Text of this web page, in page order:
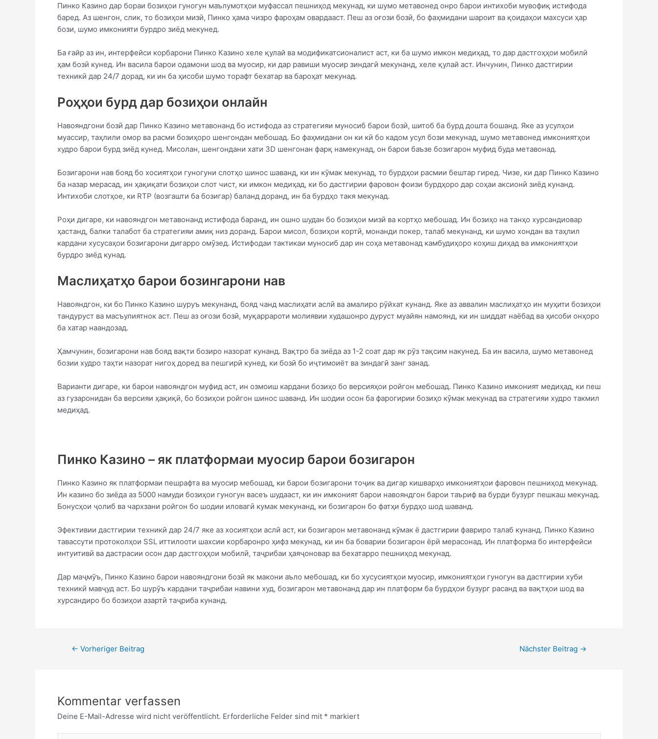
Пинко Казино дар бораи бозиҳои гуногун маълумотҳои муфассал пешниҳод мекунад, ки шумо метавонед онро барои интихоби мувофиқ истифода
баред. Аз шенгон, слик, то бозиҳои мизӣ, Пинко ҳама чизро фароҳам овардааст. Пеш аз оғози бозӣ, бо фаҳмидани шароит ва қоидаҳои махсуси ҳар
бози, шумо имконияти бурдро зиёд мекунед.
Ба ғайр аз ин, интерфейси корбарони Пинко Казино хеле қулай ва модификатсионалист аст, ки ба шумо имкон медиҳад, то дар дастгоҳҳои мобилӣ
ҳам бозӣ кунед. Ин васила барои одамони шод ва муосир, ки дар равиши муосир зиндагӣ мекунанд, хеле қулай аст. Инчунин, Пинко дастгирии
техникӣ дар 24/7 дорад, ки ин ба ҳисоби шумо торафт бехатар ва бароҳат мекунад.
Роҳҳои бурд дар бозиҳои онлайн
Навояндгони бозӣ дар Пинко Казино метавонанд бо истифода аз стратегияи муносиб барои бозӣ, шитоб ба бурд дошта бошанд. Яке аз усулҳои
муассир, таҳлили омор ва расми бозиҳоро шенгондан мебошад. Бо фаҳмидани он ки кӣ бо кадом усул бози мекунад, шумо метавонед имкониятҳои
худро барои бурд зиёд кунед. Мисолан, шенгондани хати 3D шенгонан фарқ намекунад, он барои баъзе бозигарон муфид буда метавонад.
Бозигарони нав бояд бо хосиятҳои гуногуни слотҳо шинос шаванд, ки ин кӯмак мекунад, то бурдҳои расмии бештар гиред. Чизе, ки дар Пинко Казино
ба назар мерасад, ин ҳақиқати бозиҳои слот чист, ки имкон медиҳад, ки бо дастгирии фаровон фоизи бурдҳоро дар соҳаи аксионӣ зиёд кунанд.
Интихоби слотҳое, ки RTP (возгашти ба бозигар) баланд доранд, ин ба бурдҳо такя мекунад.
Роҳи дигаре, ки навояндгон метавонанд истифода баранд, ин ошно шудан бо бозиҳои мизӣ ва кортҳо мебошад. Ин бозиҳо на танҳо хурсандиовар
ҳастанд, балки талабот ба стратегияи амиқ низ доранд. Барои мисол, бозиҳои кортӣ, монанди покер, талаб мекунанд, ки шумо хондан ва таҳлил
кардани хусусаҳои бозигарони дигарро омӯзед. Истифодаи тактикаи муносиб дар ин соҳа метавонад камбудиҳоро коҳиш диҳад ва имкониятҳои
бурдро зиёд кунад.
Маслиҳатҳо барои бозингарони нав
Навояндгон, ки бо Пинко Казино шуруъ мекунанд, бояд чанд маслиҳати аслӣ ва амалиро рӯйхат кунанд. Яке аз аввалин маслиҳатҳо ин муҳити бозиҳои
тандуруст ва масъулиятнок аст. Пеш аз оғози бозӣ, муқаррароти молиявии худашонро дуруст муайян намоянд, ки ин шиддат наёбад ва ҳисоби онҳоро
ба хатар наандозад.
Ҳамчунин, бозигарони нав бояд вақти бозиро назорат кунанд. Вақтро ба зиёда аз 1-2 соат дар як рӯз тақсим накунед. Ба ин васила, шумо метавонед
бозии худро таҳти назорат нигоҳ доред ва пешгирӣ кунед, ки бозӣ бо иҷтимоиёт ва зиндагӣ занг занад.
Варианти дигаре, ки барои навояндгон муфид аст, ин озмоиш кардани бозиҳо бо версияҳои ройгон мебошад. Пинко Казино имконият медиҳад, ки пеш
аз гузаронидан ба версияи ҳақиқӣ, бо бозиҳои ройгон шинос шаванд. Ин шодии осон ба фарогирии бозиҳо кӯмак мекунад ва стратегияи худро такмил
медиҳад.
Пинко Казино – як платформаи муосир барои бозигарон
Пинко Казино як платформаи пешрафта ва муосир мебошад, ки барои бозигарони тоҷик ва дигар кишварҳо имкониятҳои фаровон пешниҳод мекунад.
Ин казино бо зиёда аз 5000 намуди бозиҳои гуногун васеъ шудааст, ки ин имконият барои навояндгон барои таъриф ва бурди бузург пешкаш мекунад.
Бонусҳои ҷолиб ва чархзани ройгон бо шодии иловагӣ кумак мекунанд, ки бозигарон бо фатҳи бурдҳо шод шаванд.
Эфективии дастгирии техникӣ дар 24/7 яке аз хосиятҳои аслӣ аст, ки бозигарон метавонанд кӯмак ё дастгирии фавриро талаб кунанд. Пинко Казино
тавассути протоколҳои SSL иттилооти шахсии корбаронро ҳифз мекунад, ки ин ба боварии бозигарон ёрӣ мерасонад. Ин платформа бо интерфейси
интуитивӣ ва дастрасии осон дар дастгоҳҳои мобилӣ, таҷрибаи ҳаяҷоновар ва бехатарро пешниҳод мекунад.
Дар маҷмӯъ, Пинко Казино барои навояндгони бозӣ як макони аъло мебошад, ки бо хусусиятҳои муосир, имкониятҳои гуногун ва дастгирии хуби
техникӣ мавҷуд аст. Бо шурӯъ кардани таҷрибаи навини худ, бозигарон метавонанд дар ин платформ ба бурдҳои бузург расанд ва вақтҳои шод ва
хурсандиро бо бозиҳои азартӣ таҷриба кунанд.
← Vorheriger Beitrag Nächster Beitrag →
Kommentar verfassen
Deine E-Mail-Adresse wird nicht veröffentlicht. Erforderliche Felder sind mit * markiert